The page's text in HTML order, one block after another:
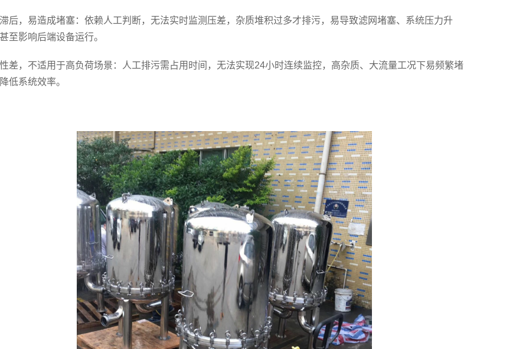
后，易造成堵塞：依赖人工判断，无法实时监测压差，杂质堆积过多才排污，易导致滤网堵塞、系统压力升
至影响后端设备运行。
差，不适用于高负荷场景：人工排污需占用时间，无法实现24小时连续监控，高杂质、大流量工况下易频繁堵
低系统效率。